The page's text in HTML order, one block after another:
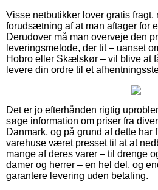
Visse netbutikker lover gratis fragt,
forudsætning af at man aftager for
Derudover må man overveje den
leveringsmetode, der tit – uanset
Hobro eller Skælskør – vil blive at
levere din ordre til et
Det er jo efterhånden rigtig
søge information om priser fra
Danmark, og på grund af dette har
varehuse været presset til at at
mange af deres varer – til drenge
damer og herrer – en hel del, og
garantere levering uden betaling.